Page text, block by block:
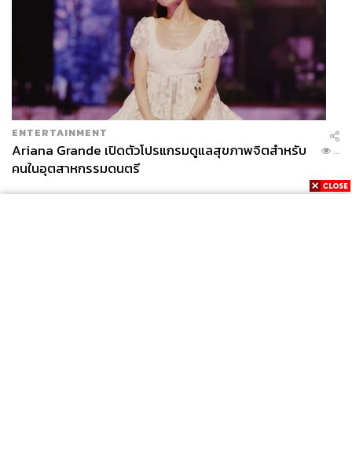
ENTERTAINMENT
Ariana Grande เปิดตัวโปรแกรมดูแลสุขภาพจิตสำหรับ
คนในอุตสาหกรรมดนตรี
...